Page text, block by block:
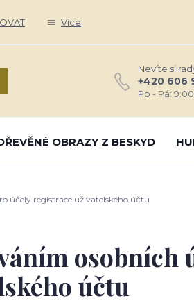
Více
Nevíte si
+420 606
Po - Pá:
OBRAZY Z BESKYD
účely registrace uživatelského účtu
osobních
účtu